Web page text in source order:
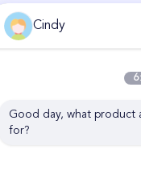
Cindy
Good day, what product
for?